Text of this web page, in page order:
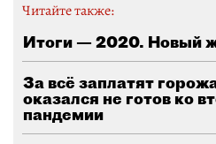
Читайте также:
Итоги — 2020. Новый
За всё заплатят
оказался не готов ко
пандемии